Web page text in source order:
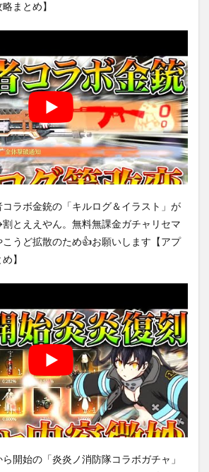
まとめ】
コラボ金銃の「キルログ＆イラスト」が
とええやん。無料無課金ガチャリセマ
うど拡散のため👍お願いします【アプ
】
ら開始の「炎炎ノ消防隊コラボガチャ」